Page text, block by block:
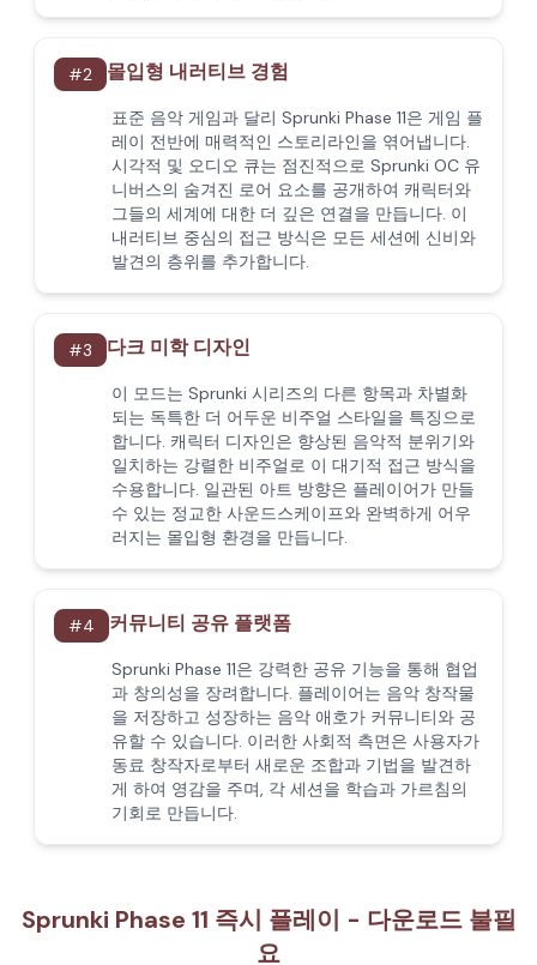
#2 몰입형 내러티브 경험
표준 음악 게임과 달리 Sprunki Phase 11은 게임 플
레이 전반에 매력적인 스토리라인을 엮어냅니다.
시각적 및 오디오 큐는 점진적으로 Sprunki OC 유
니버스의 숨겨진 로어 요소를 공개하여 캐릭터와
그들의 세계에 대한 더 깊은 연결을 만듭니다. 이
내러티브 중심의 접근 방식은 모든 세션에 신비와
발견의 층위를 추가합니다.
#3 다크 미학 디자인
이 모드는 Sprunki 시리즈의 다른 항목과 차별화
되는 독특한 더 어두운 비주얼 스타일을 특징으로
합니다. 캐릭터 디자인은 향상된 음악적 분위기와
일치하는 강렬한 비주얼로 이 대기적 접근 방식을
수용합니다. 일관된 아트 방향은 플레이어가 만들
수 있는 정교한 사운드스케이프와 완벽하게 어우
러지는 몰입형 환경을 만듭니다.
#4 커뮤니티 공유 플랫폼
Sprunki Phase 11은 강력한 공유 기능을 통해 협업
과 창의성을 장려합니다. 플레이어는 음악 창작물
을 저장하고 성장하는 음악 애호가 커뮤니티와 공
유할 수 있습니다. 이러한 사회적 측면은 사용자가
동료 창작자로부터 새로운 조합과 기법을 발견하
게 하여 영감을 주며, 각 세션을 학습과 가르침의
기회로 만듭니다.
Sprunki Phase 11 즉시 플레이 - 다운로드 불필
요